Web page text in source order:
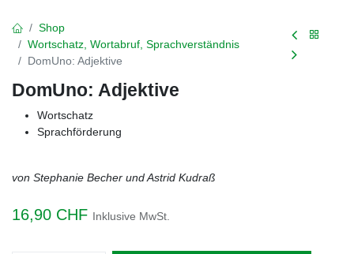
Shop
Wortschatz, Wortabruf, Sprachverständnis
DomUno: Adjektive
DomUno: Adjektive
Wortschatz
Sprachförderung
von Stephanie Becher und Astrid Kudraß
16,90 CHF Inklusive MwSt.